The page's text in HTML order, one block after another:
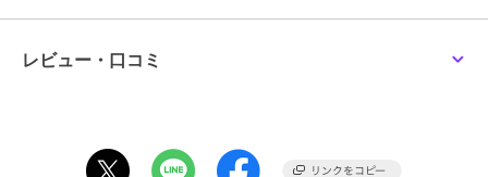
ウター #大人カジュアル #デイリーコーデ
レビュー・口コミ